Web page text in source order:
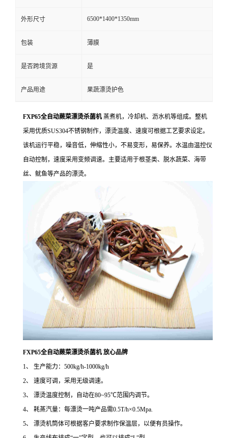
外形尺寸 6500*1400*1350mm
包装 薄膜
是否跨境货源 是
产品用途 果蔬漂烫护色
FXP65全自动蕨菜漂烫杀菌机蒸煮机，冷却机、沥水机等组成。整机
采用优质SUS304不锈钢制作，漂烫温度、速度可根据工艺要求设定。
该机运行平稳，噪音低，伸缩性小，不易变形，易保养。水温由温控仪
自动控制，速度采用变频调速。主要适用于根茎类、脱水蔬菜、海带
丝、鱿鱼等产品的漂烫。
FXP65全自动蕨菜漂烫杀菌机 放心品牌
1、 生产能力：500kg/h-1000kg/h
2、 速度可调，采用无级调速。
3、 漂烫温度控制，自动在80~95℃范围内调节。
4、 耗蒸汽量：每漂烫一吨产品需0.5T/h×0.5Mpa.
5、 漂烫机筒体可根据客户要求制作保温层，以便有员操作。